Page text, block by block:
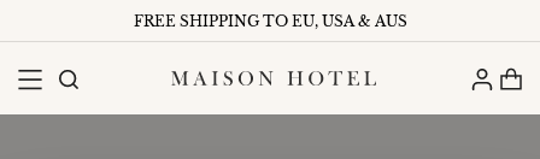
FREE SHIPPING TO EU, USA & AUS